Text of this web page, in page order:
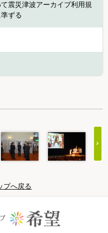
震災津波アーカイブ利用規
ずる
プへ戻る